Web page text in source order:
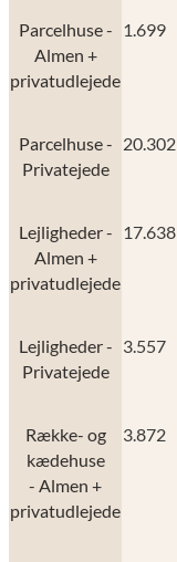
Parcelhuse -
Almen +
privatudlejede
1.699
Parcelhuse -
Privatejede
20.302
Lejligheder -
Almen +
privatudlejede
17.638
Lejligheder -
Privatejede
3.557
Række- og
kædehuse
- Almen +
privatudlejede
3.872